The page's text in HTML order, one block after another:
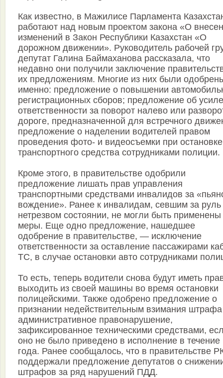
Как известно, в Мажилисе Парламента
работают над новым проектом закона «О
изменений в Закон Республики Казахстан «О
дорожном движении». Руководитель рабочей
депутат Галина Баймаханова рассказала, что
недавно они получили заключение
их предложениям. Многие из них были
именно: предложение о повышении
регистрационных сборов; предложение об
ответственности за поворот налево или
дороге, предназначенной для встречного
предложение о наделении водителей правом
проведения фото- и видеосъемки при остановке
транспортного средства сотрудниками полиции.
Кроме этого, в правительстве одобрили
предложение лишать прав управления
транспортными средствами инвалидов за
вождение». Ранее к инвалидам, севшим за руль
нетрезвом состоянии, не могли быть применены
меры. Еще одно предложение, нашедшее
одобрение в правительстве, — исключение
ответственности за оставление пассажирами
ТС, в случае остановки авто сотрудниками
То есть, теперь водители снова будут иметь
выходить из своей машины во время остановки
полицейскими. Также одобрено предложение о
признании недействительным взимания штрафа
административное правонарушение,
зафиксированное техническими средствами,
оно не было приведено в исполнение в течение
года. Ранее сообщалось, что в правительстве
поддержали предложение депутатов о
штрафов за ряд нарушений ПДД.